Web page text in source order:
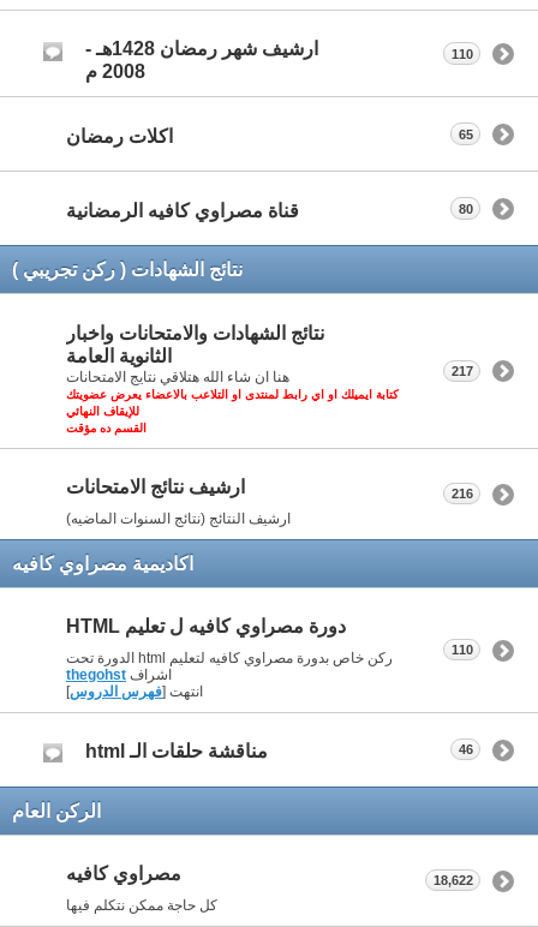
ارشيف شهر رمضان 1428هـ -
2008 م
110
اكلات رمضان 65
قناة مصراوي كافيه الرمضانية 80
نتائج الشهادات ( ركن تجريبي )
نتائج الشهادات والامتحانات واخبار
الثانوية العامة
هنا ان شاء الله هتلاقي نتايج الامتحانات
كتابة ايميلك او اي رابط لمنتدى او التلاعب بالاعضاء يعرض عضويتك
للإيقاف النهائي
القسم ده مؤقت
217
ارشيف نتائج الامتحانات
ارشيف النتائج (نتائج السنوات الماضيه)
216
اكاديمية مصراوي كافيه
دورة مصراوي كافيه ل تعليم HTML
ركن خاص بدورة مصراوي كافيه لتعليم html الدورة تحت
اشراف thegohst
انتهت [فهرس الدروس]
110
مناقشة حلقات الـ html 46
الركن العام
مصراوي كافيه
كل حاجة ممكن نتكلم فيها
18,622